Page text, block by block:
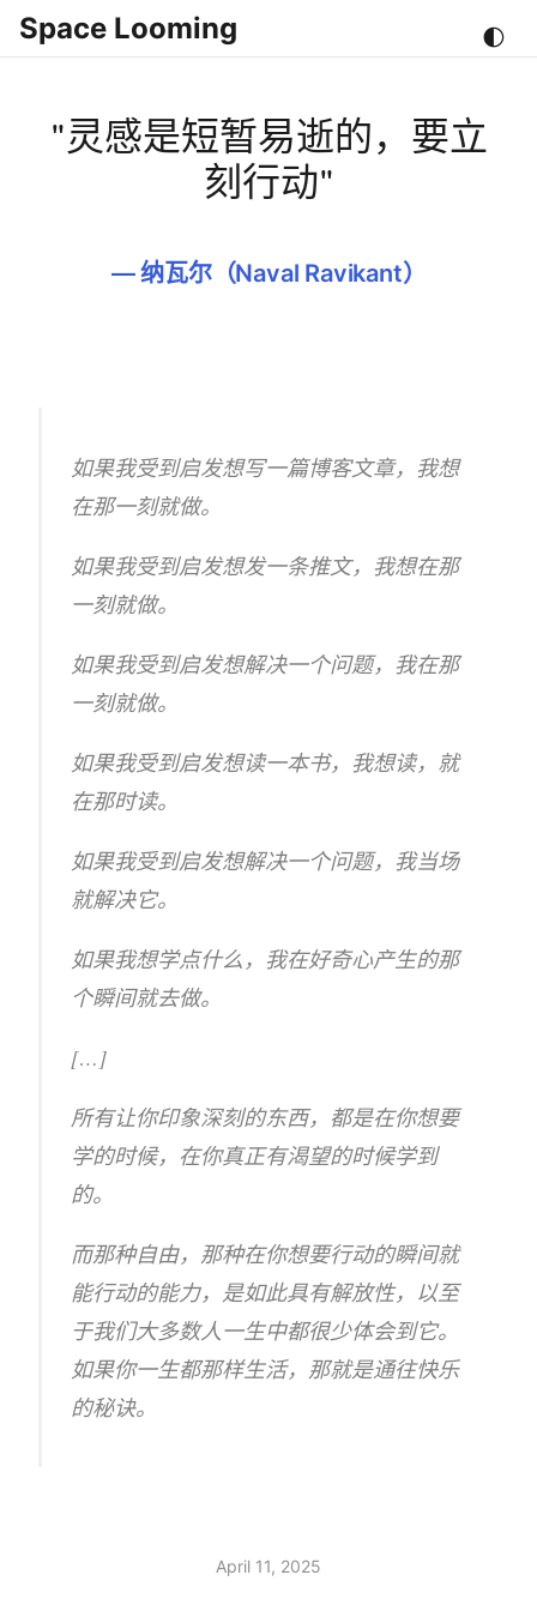
Space Looming 🌓
"灵感是短暂易逝的，要立
刻行动"
—纳瓦尔（Naval Ravikant）
如果我受到启发想写一篇博客文章，我想
在那一刻就做。
如果我受到启发想发一条推文，我想在那
一刻就做。
如果我受到启发想解决一个问题，我在那
一刻就做。
如果我受到启发想读一本书，我想读，就
在那时读。
如果我受到启发想解决一个问题，我当场
就解决它。
如果我想学点什么，我在好奇心产生的那
个瞬间就去做。
[…]
所有让你印象深刻的东西，都是在你想要
学的时候，在你真正有渴望的时候学到
的。
而那种自由，那种在你想要行动的瞬间就
能行动的能力，是如此具有解放性，以至
于我们大多数人一生中都很少体会到它。
如果你一生都那样生活，那就是通往快乐
的秘诀。
April 11, 2025